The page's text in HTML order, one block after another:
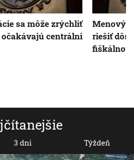
3 dni Týždeň
sa môže zrýchliť
centrálni
Menový
riešiť
fiškálnou